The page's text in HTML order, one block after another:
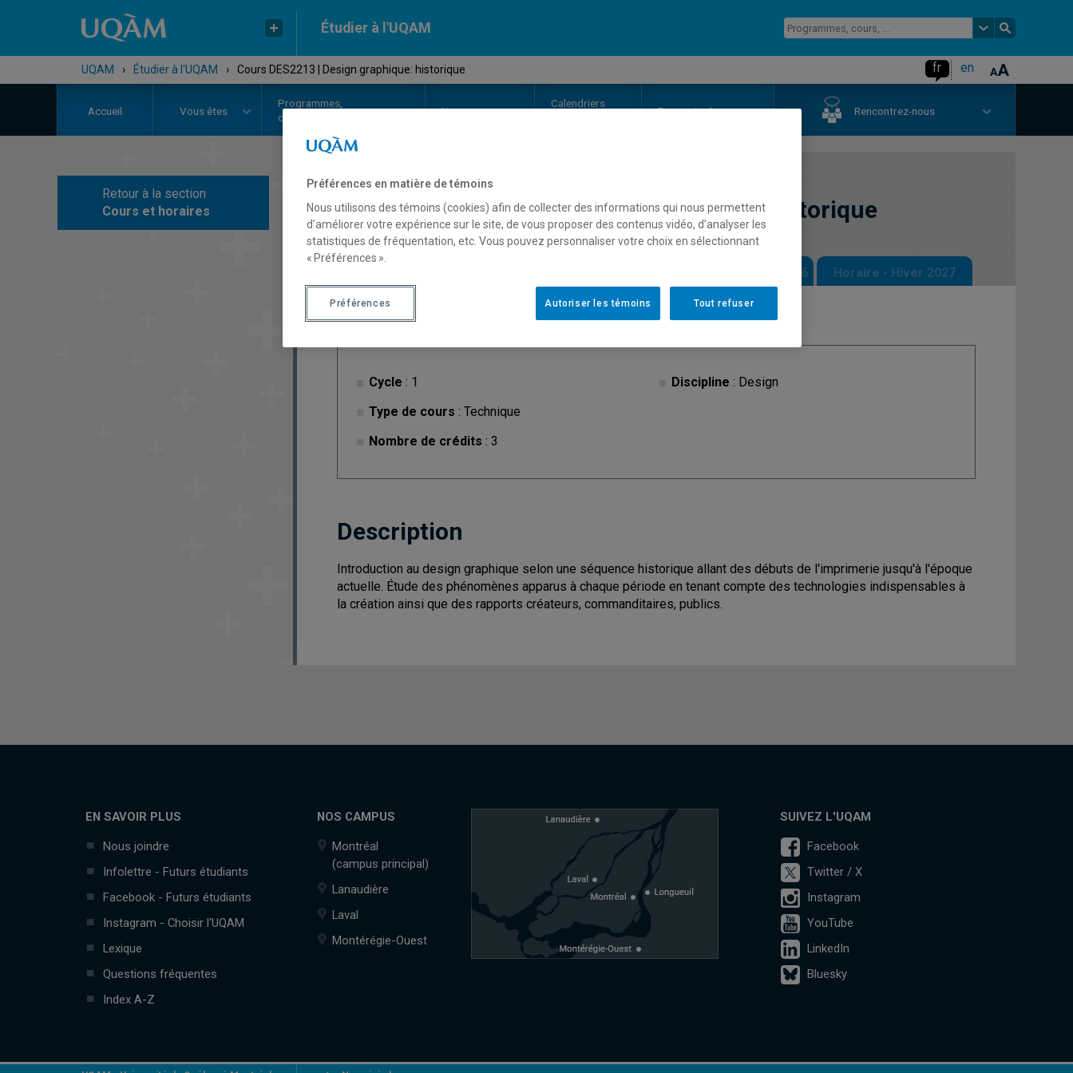
Étudier à l'UQAM
UQAM › Étudier à l'UQAM › Cours DES2213 | Design graphique: historique fr en
Accueil Vous êtes
Programmes,
cours et admission
Noscampus
Calendriers
En savoir plus Rencontrez-nous
Retour à la section
Cours et horaires
COURS// DES2213-Design graphique: historique
Horaire - Automne 2026 Horaire - Hiver 2027
Cycle : 1
Type de cours : Technique
Nombre de crédits : 3
Discipline : Design
Description
Introduction au design graphique selon une séquence historique allant des débuts de l'imprimerie jusqu'à l'époque
actuelle. Étude des phénomènes apparus à chaque période en tenant compte des technologies indispensables à
la création ainsi que des rapports créateurs, commanditaires, publics.
EN SAVOIR PLUS
Nous joindre
Infolettre - Futurs étudiants
Facebook - Futurs étudiants
Instagram - Choisir l'UQAM
Lexique
Questions fréquentes
Index A-Z
NOS CAMPUS
Montréal
(campus principal)
Lanaudière
Laval
Montérégie-Ouest
SUIVEZ L'UQAM
Facebook
Twitter / X
Instagram
YouTube
LinkedIn
Bluesky
Préférences en matière de témoins
Nous utilisons des témoins (cookies) afin de collecter des informations qui nous permettent
d’améliorer votre expérience sur le site, de vous proposer des contenus vidéo, d’analyser les
statistiques de fréquentation, etc. Vous pouvez personnaliser votre choix en sélectionnant
« Préférences ».
Tout refuser
Autoriser les témoins
Préférences